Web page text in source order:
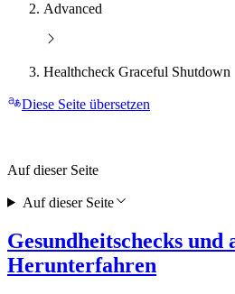
Advanced
Healthcheck Graceful Shutdown
Diese Seite übersetzen
Gesundheitschecks und
Herunterfahren
Auf dieser Seite
Auf dieser Seite